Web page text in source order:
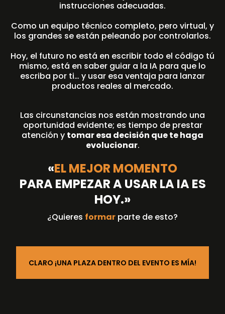
instrucciones adecuadas.
Como un equipo técnico completo, pero virtual, y
los grandes se están peleando por controlarlos.
Hoy, el futuro no está en escribir todo el código tú
mismo, está en saber guiar a la IA para que lo
escriba por ti… y usar esa ventaja para lanzar
productos reales al mercado.
Las circunstancias nos están mostrando una
oportunidad evidente; es tiempo de prestar
atención y tomar esa decisión que te haga
evolucionar.
«EL MEJOR MOMENTO
PARA EMPEZAR A USAR LA IA ES
HOY.»
¿Quieres formar parte de esto?
CLARO ¡UNA PLAZA DENTRO DEL EVENTO ES MÍA!